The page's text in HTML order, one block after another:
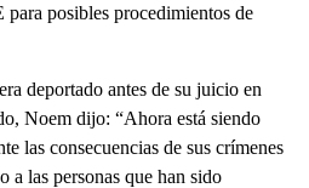
posibles procedimientos de
deportado antes de su juicio en
Noem dijo: “Ahora está siendo
las consecuencias de sus crímenes
a las personas que han sido